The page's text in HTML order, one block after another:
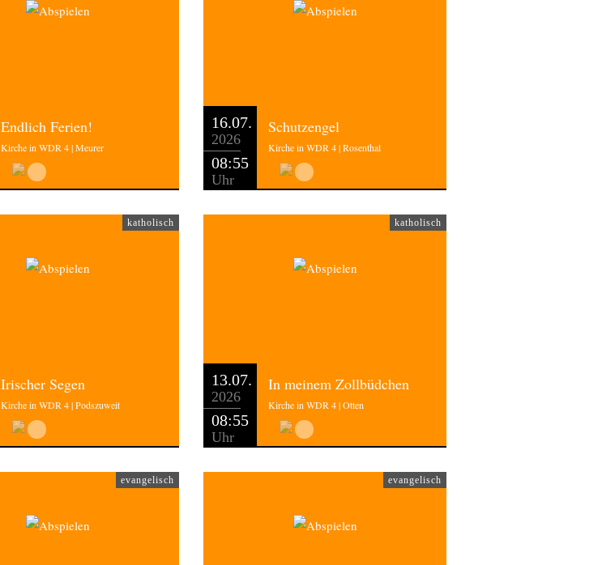
Endlich Ferien!
Kirche in WDR 4 | Meurer
16.07.
2026
08:55
Uhr
Schutzengel
Kirche in WDR 4 | Rosenthal
katholisch
Irischer Segen
Kirche in WDR 4 | Podszuweit
katholisch
13.07.
2026
08:55
Uhr
In meinem Zollbüdchen
Kirche in WDR 4 | Otten
evangelisch evangelisch